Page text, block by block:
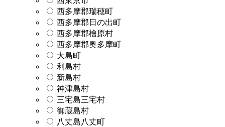
西多摩郡瑞穂町
西多摩郡日の出町
西多摩郡檜原村
西多摩郡奥多摩町
大島町
利島村
新島村
神津島村
三宅島三宅村
御蔵島村
八丈島八丈町